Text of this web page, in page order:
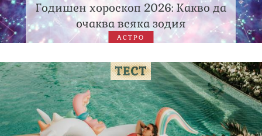
Годишен хороскоп 2026: Какво да
очаква всяка зодия
АСТРО